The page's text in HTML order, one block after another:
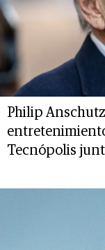
Philip
Tecnópolis